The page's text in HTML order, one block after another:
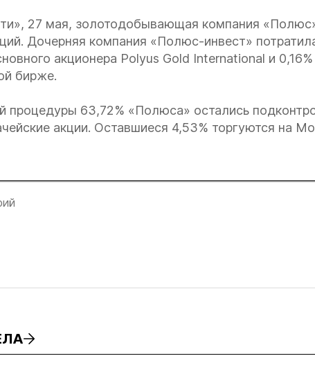
27 мая, золотодобывающая компания
Дочерняя компания «Полюс-инвест»
акционера Polyus Gold International и
бирже.
процедуры 63,72% «Полюса» остались
акции. Оставшиеся 4,53% торгуются на